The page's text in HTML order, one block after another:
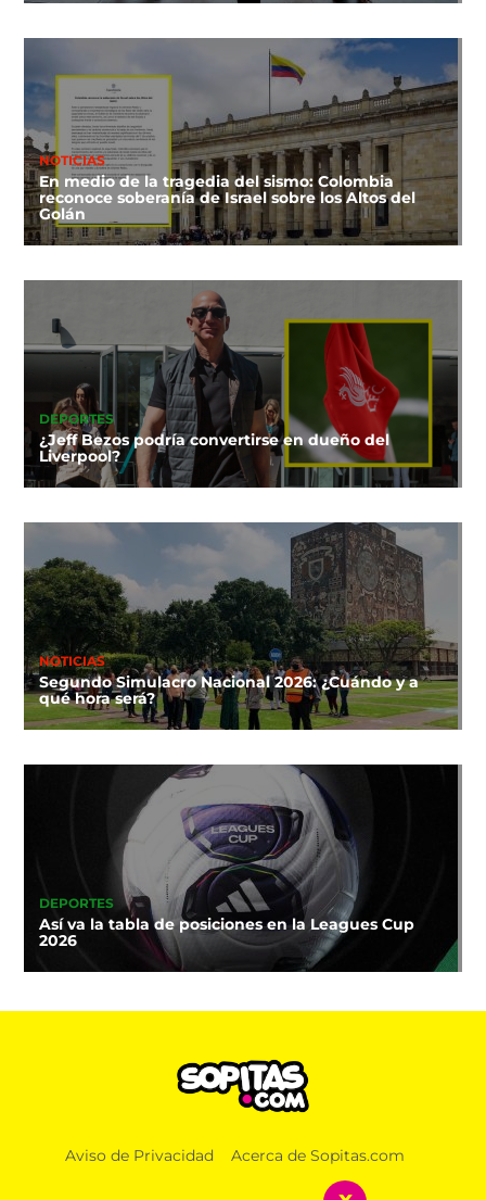
NOTICIAS
En medio de la tragedia del sismo: Colombia
reconoce soberanía de Israel sobre los Altos del
Golán
DEPORTES
¿Jeff Bezos podría convertirse en dueño del
Liverpool?
NOTICIAS
Segundo Simulacro Nacional 2026: ¿Cuándo y a
qué hora será?
DEPORTES
Así va la tabla de posiciones en la Leagues Cup
2026
Aviso de Privacidad Acerca de Sopitas.com